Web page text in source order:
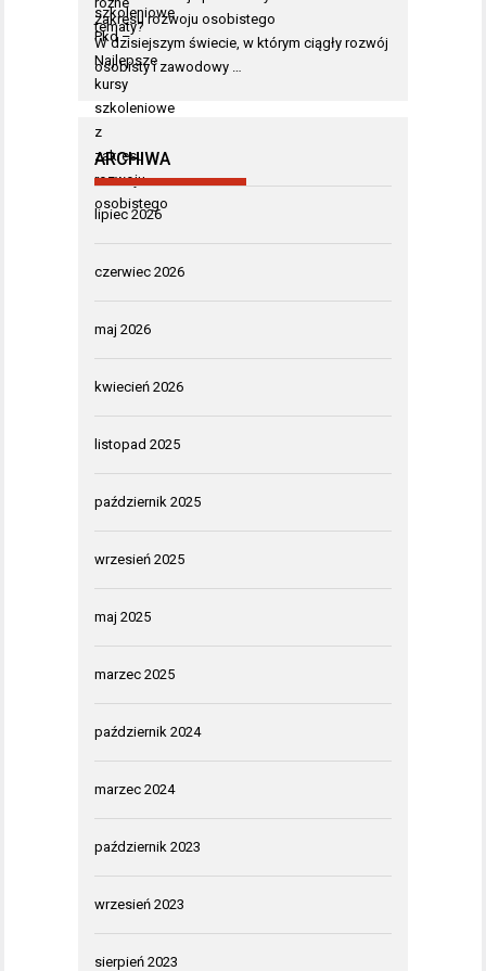
zakresu rozwoju osobistego
W dzisiejszym świecie, w którym ciągły rozwój
osobisty i zawodowy …
ARCHIWA
lipiec 2026
czerwiec 2026
maj 2026
kwiecień 2026
listopad 2025
październik 2025
wrzesień 2025
maj 2025
marzec 2025
październik 2024
marzec 2024
październik 2023
wrzesień 2023
sierpień 2023